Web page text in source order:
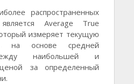
распространенных
Average True
измеряет текущую
на основе средней
наибольшей и
за определенный